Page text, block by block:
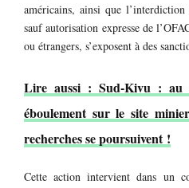
américains, ainsi que
sauf autorisation expresse de
ou étrangers, s’exposent à des
Lire aussi : Sud-Kivu : au
éboulement sur le site
recherches se poursuivent !
Cette action intervient dans un